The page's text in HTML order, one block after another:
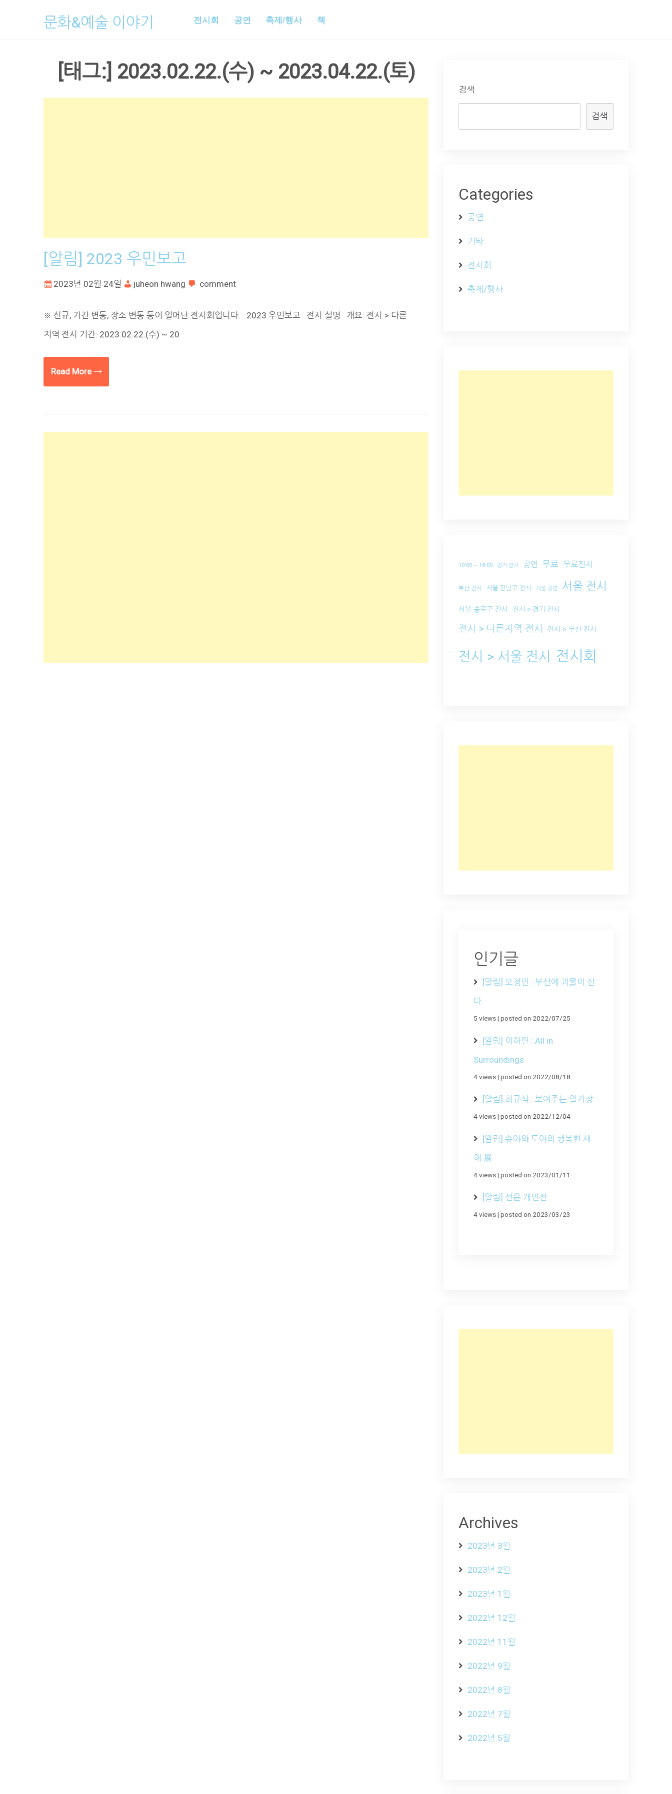
문화&예술 이야기 전시회 공연 축제/행사 책
[태그:] 2023.02.22.(수) ~ 2023.04.22.(토)
[알림] 2023 우민보고
2023년 02월 24일 juheon hwang comment
※ 신규, 기간 변동, 장소 변동 등이 일어난 전시회입니다. 2023 우민보고 전시 설명 개요: 전시 > 다른
지역 전시 기간: 2023.02.22.(수) ~ 20
Read More →
검색
검색
Categories
공연
기타
전시회
축제/행사
10:00 ~ 18:00 경기 전시 공연 무료 무료전시
부산 전시 서울 강남구 전시 서울 공연 서울 전시
서울 종로구 전시 전시 > 경기 전시
전시 > 다른지역 전시 전시 > 부산 전시
전시 > 서울 전시 전시회
인기글
[알림] 오정민 : 부산에 괴물이 산
다.
5 views| posted on 2022/07/25
[알림] 이하린 : All in
Surroundings
4 views| posted on 2022/08/18
[알림] 최규식 : 보여주는 일기장
4 views| posted on 2022/12/04
[알림] 슈야와 토야의 행복한 새
해 展
4 views| posted on 2023/01/11
[알림] 선윤 개인전
4 views| posted on 2023/03/23
Archives
2023년 3월
2023년 2월
2023년 1월
2022년 12월
2022년 11월
2022년 9월
2022년 8월
2022년 7월
2022년 5월